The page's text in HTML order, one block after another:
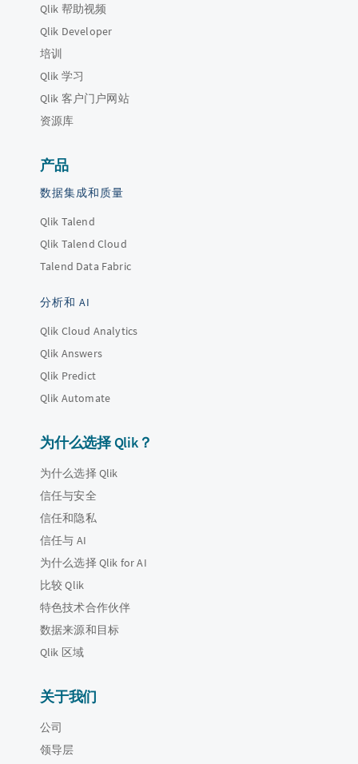
Qlik 帮助视频
Qlik Developer
培训
Qlik 学习
Qlik 客户门户网站
资源库
产品
数据集成和质量
Qlik Talend
Qlik Talend Cloud
Talend Data Fabric
分析和 AI
Qlik Cloud Analytics
Qlik Answers
Qlik Predict
Qlik Automate
为什么选择 Qlik？
为什么选择 Qlik
信任与安全
信任和隐私
信任与 AI
为什么选择 Qlik for AI
比较 Qlik
特色技术合作伙伴
数据来源和目标
Qlik 区域
关于我们
公司
领导层